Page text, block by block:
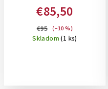
€85,50
€95 (–10 %)
Skladom(1 ks)